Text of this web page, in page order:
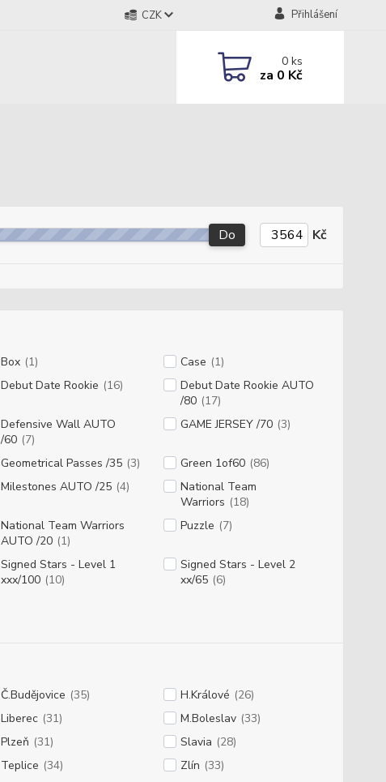
CZK Přihlášení
0ks
za 0 Kč
Do Kč
Box (1) Case (1)
Debut Date Rookie (16)
Debut Date Rookie AUTO
/80 (17)
Defensive Wall AUTO
/60 (7)
GAME JERSEY /70 (3)
Geometrical Passes /35 (3) Green 1of60 (86)
Milestones AUTO /25 (4)
National Team
Warriors (18)
National Team Warriors
AUTO /20 (1)
Puzzle (7)
Signed Stars - Level 1
xxx/100 (10)
Signed Stars - Level 2
xx/65 (6)
Č.Budějovice (35) H.Králové (26)
Liberec (31) M.Boleslav (33)
Plzeň (31) Slavia (28)
Teplice (34) Zlín (33)